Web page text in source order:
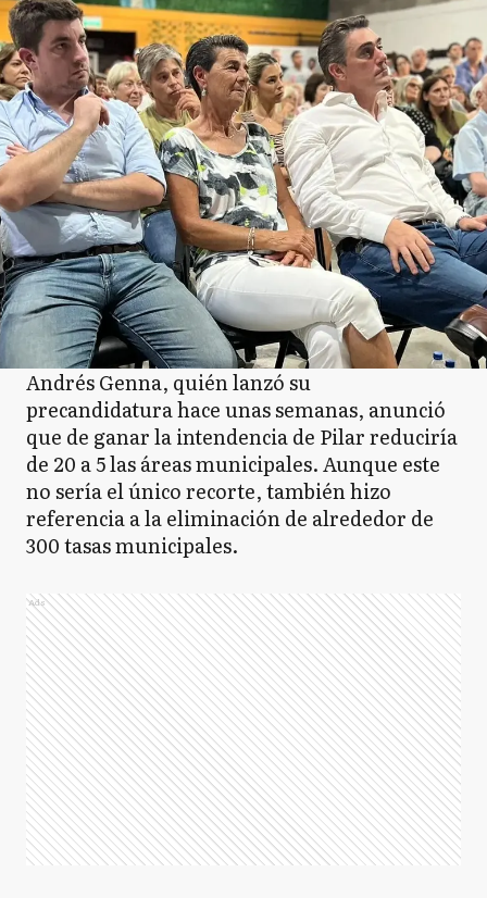
Andrés Genna, quién lanzó su
precandidatura hace unas semanas, anunció
que de ganar la intendencia de Pilar reduciría
de 20 a 5 las áreas municipales. Aunque este
no sería el único recorte, también hizo
referencia a la eliminación de alrededor de
300 tasas municipales.
Ads